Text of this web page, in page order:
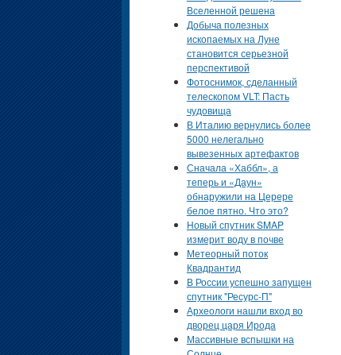
Вселенной решена
Добыча полезных
ископаемых на Луне
становится серьезной
перспективой
Фотоснимок, сделанный
телескопом VLT: Пасть
чудовища
В Италию вернулись более
5000 нелегально
вывезенных артефактов
Сначала «Хаббл», а
теперь и «Даун»
обнаружили на Церере
белое пятно. Что это?
Новый спутник SMAP
измерит воду в почве
Метеорный поток
Квадрантид
В России успешно запущен
спутник "Ресурс-П"
Археологи нашли вход во
дворец царя Ирода
Массивные вспышки на